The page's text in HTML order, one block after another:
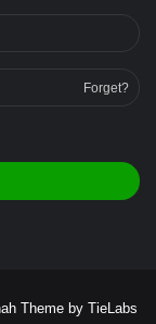
Forget?
Theme by TieLabs